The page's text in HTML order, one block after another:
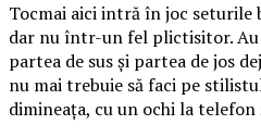
Tocmai aici intră în joc seturile
dar nu într-un fel plictisitor.
partea de sus și partea de jos
nu mai trebuie să faci pe
dimineața, cu un ochi la telefon